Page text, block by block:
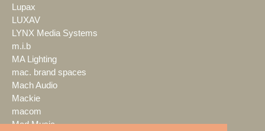
Lupax
LUXAV
LYNX Media Systems
m.i.b
MA Lighting
mac. brand spaces
Mach Audio
Mackie
macom
Mad Music